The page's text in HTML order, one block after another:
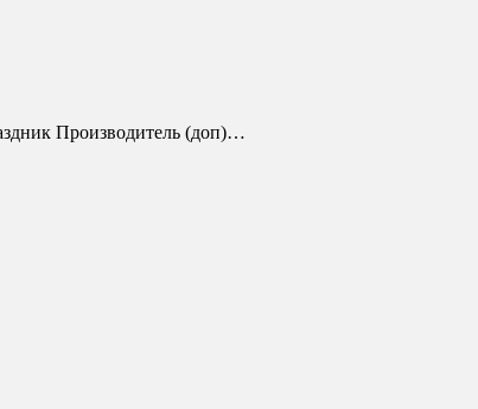
Производитель (доп)…